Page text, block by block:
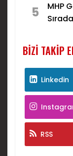
5
MHP
BIZI TAKIP
Linkedin
RSS